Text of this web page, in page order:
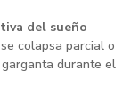
del sueño
colapsa parcial o
durante el